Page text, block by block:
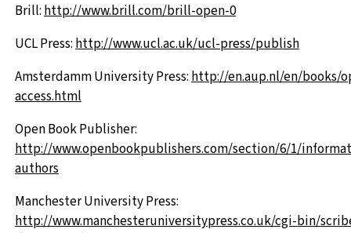
Brill: http://www.brill.com/brill-open-0
UCL Press: http://www.ucl.ac.uk/ucl-press/publish
Amsterdamm University Press: http://en.aup.nl/en/books/
access.html
Open Book Publisher:
http://www.openbookpublishers.com/section/6/1/
authors
Manchester University Press:
http://www.manchesteruniversitypress.co.uk/cgi-bin/